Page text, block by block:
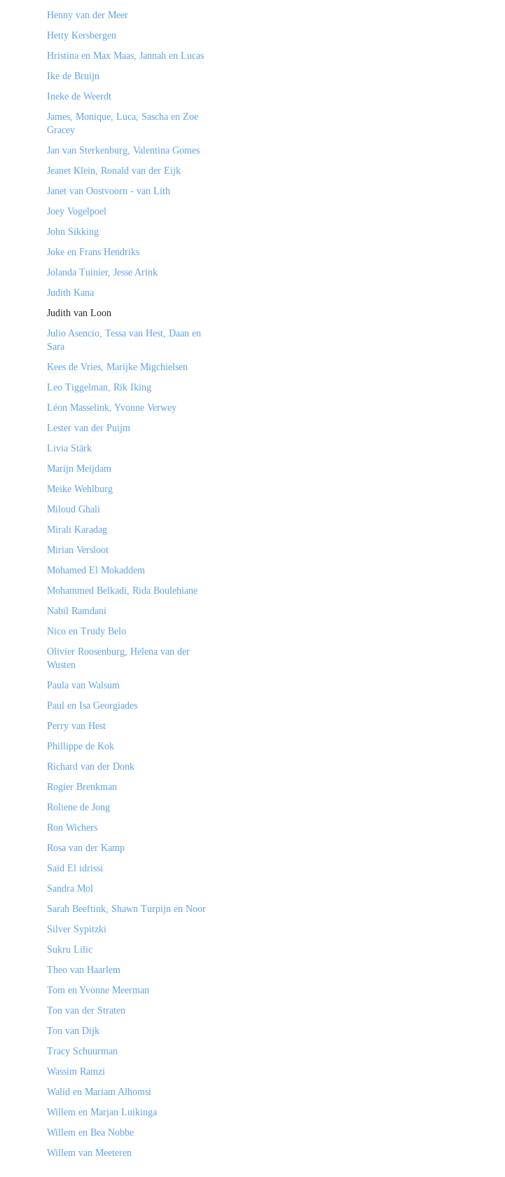
Henny van der Meer
Hetty Kersbergen
Hristina en Max Maas, Jannah en Lucas
Ike de Bruijn
Ineke de Weerdt
James, Monique, Luca, Sascha en Zoe
Gracey
Jan van Sterkenburg, Valentina Gomes
Jeanet Klein, Ronald van der Eijk
Janet van Oostvoorn - van Lith
Joey Vogelpoel
John Sikking
Joke en Frans Hendriks
Jolanda Tuinier, Jesse Arink
Judith Kana
Judith van Loon
Julio Asencio, Tessa van Hest, Daan en
Sara
Kees de Vries, Marijke Migchielsen
Leo Tiggelman, Rik Iking
Léon Masselink, Yvonne Verwey
Lester van der Puijm
Livia Stärk
Marijn Meijdam
Meike Wehlburg
Miloud Ghali
Mirali Karadag
Mirian Versloot
Mohamed El Mokaddem
Mohammed Belkadi, Rida Boulehiane
Nabil Ramdani
Nico en Trudy Belo
Olivier Roosenburg, Helena van der
Wusten
Paula van Walsum
Paul en Isa Georgiades
Perry van Hest
Phillippe de Kok
Richard van der Donk
Rogier Brenkman
Roliene de Jong
Ron Wichers
Rosa van der Kamp
Saïd El idrissi
Sandra Mol
Sarah Beeftink, Shawn Turpijn en Noor
Silver Sypitzki
Sukru Lilic
Theo van Haarlem
Tom en Yvonne Meerman
Ton van der Straten
Ton van Dijk
Tracy Schuurman
Wassim Ramzi
Walid en Mariam Alhomsi
Willem en Marjan Luikinga
Willem en Bea Nobbe
Willem van Meeteren